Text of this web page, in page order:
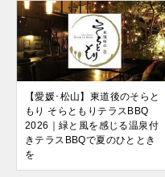
【愛媛･松山】東道後のそらと
もり そらともりテラスBBQ
2026｜緑と風を感じる温泉付
きテラスBBQで夏のひととき
を